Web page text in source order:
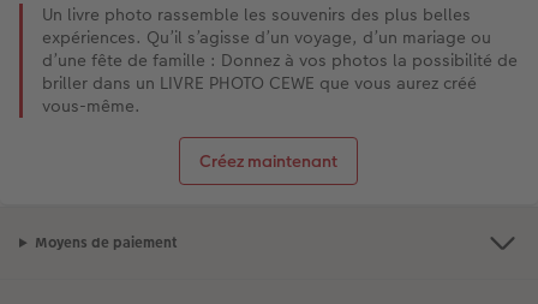
Un livre photo rassemble les souvenirs des plus belles
expériences. Qu’il s’agisse d’un voyage, d’un mariage ou
d’une fête de famille : Donnez à vos photos la possibilité de
briller dans un LIVRE PHOTO CEWE que vous aurez créé
vous-même.
Créez maintenant
Moyens de paiement